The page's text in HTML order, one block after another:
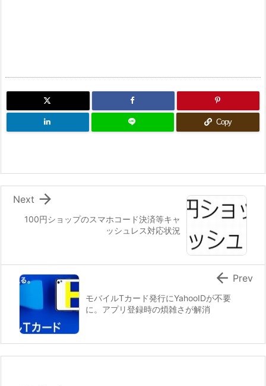
Copy
100円ショップのスマホコード決済等キャ
ッシュレス対応状況

Next
モバイルTカード発行にYahooIDが不要
に。アプリ登録時の煩雑さが解消
 Prev